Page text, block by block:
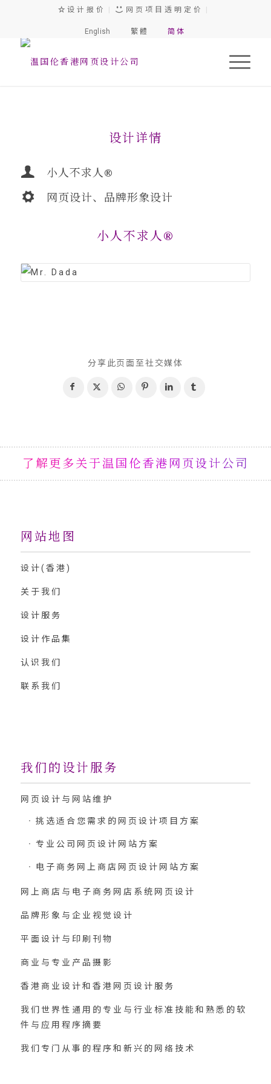
设 计 报 价 网 页 项 目 透 明 定 价
English 繁 體 简 体
设计详情
小人不求人®
网页设计、品牌形象设计
小人不求人®
分享此页面至社交媒体
了解更多关于温国伦香港网页设计公司
网站地图
设计(香港)
关于我们
设计服务
设计作品集
认识我们
联系我们
我们的设计服务
网页设计与网站维护
挑选适合您需求的网页设计项目方案
专业公司网页设计网站方案
电子商务网上商店网页设计网站方案
网上商店与电子商务网店系统网页设计
品牌形象与企业视觉设计
平面设计与印刷刊物
商业与专业产品摄影
香港商业设计和香港网页设计服务
我们世界性通用的专业与行业标准技能和熟悉的软
件与应用程序摘要
我们专门从事的程序和新兴的网络技术